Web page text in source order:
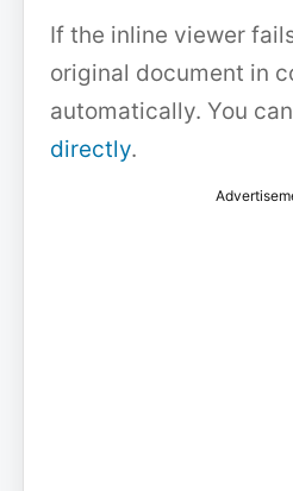
If the inline viewer
original document in
automatically. You
directly.